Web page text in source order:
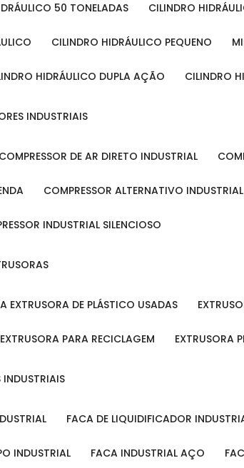
50 TONELADAS CILINDRO
CILINDRO HIDRÁULICO PEQUENO
HIDRÁULICO DUPLA AÇÃO CILINDRO
INDUSTRIAIS
COMPRESSOR DE AR DIRETO INDUSTRIAL
COMPRESSOR ALTERNATIVO INDUSTRIAL
INDUSTRIAL SILENCIOSO
EXTRUSORA DE PLÁSTICO USADAS
EXTRUSORA PARA RECICLAGEM EXTRUSORA
INDUSTRIAIS
FACA DE LIQUIDIFICADOR
INDUSTRIAL FACA INDUSTRIAL AÇO